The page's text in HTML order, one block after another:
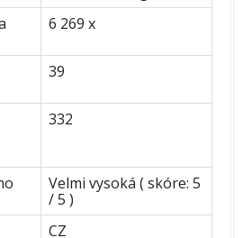
6 269 x
39
332
Velmi vysoká ( skóre: 5
/ 5 )
CZ